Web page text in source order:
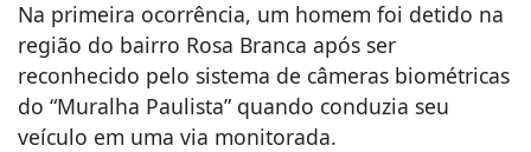
Na primeira ocorrência, um homem foi detido na
região do bairro Rosa Branca após ser
reconhecido pelo sistema de câmeras biométricas
do “Muralha Paulista” quando conduzia seu
veículo em uma via monitorada.